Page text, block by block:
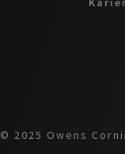
© 2025 Owens